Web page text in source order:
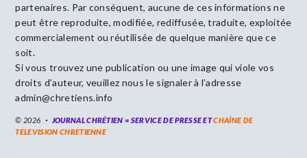
partenaires. Par conséquent, aucune de ces informations ne
peut être reproduite, modifiée, rediffusée, traduite, exploitée
commercialement ou réutilisée de quelque manière que ce
soit.
Si vous trouvez une publication ou une image qui viole vos
droits d’auteur, veuillez nous le signaler à l’adresse
admin@chretiens.info
© 2026 JOURNAL CHRÉTIEN = SERVICE DE PRESSE ETCHAÎNE DE
TELEVISION CHRETIENNE